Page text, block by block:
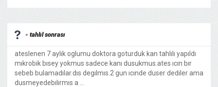
- tahlıl sonrası
ateslenen 7 aylık oglumu doktora goturduk kan tahlılı yapıldı
mıkrobik bısey yokmus sadece kanı dusukmus.ates ıcın bır
sebeb bulamadılar.dıs degılmıs.2 gun ıcınde duser dedıler ama
dusmeyedebılırmıs a ...